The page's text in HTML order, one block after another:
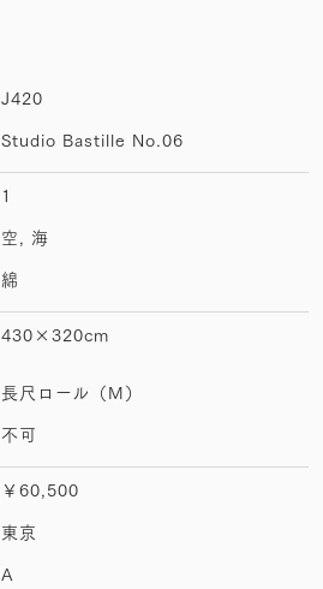
J420
Studio Bastille No.06
1
空, 海
綿
430×320cm
長尺ロール（M）
不可
￥60,500
東京
A